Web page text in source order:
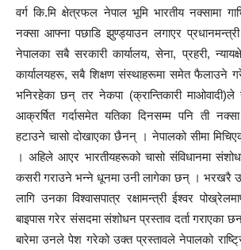
वर्ग कि.मि क्षेत्रफल नेपाल भूमि भारतीय नक्सामा
नक्सा आफ्ना पछाडि झुण्ड्याउन लगाएर प्रधानमन्त्री
नेपालका सबै सरकारी कार्यालय, सेना, प्रहरी,
कार्यालयहरू, सबै शिक्षण संस्थाहरूमा समेत फैलाउने
भनिरहेका छन् तर नेकपा (क्रान्तिकारी
आक्रर्षित गर्दासमेत यतिका दिनसम्म पनि ती नक्सा
हटाउने चासो दोखाएका छैनन् । नेपालको सीमा
। अहिले आएर भारतीयहरूको चासो संंविधानमा
कसरी गराउने भन्ने धूनमा उनी लागेका छन् । भरखरै
लागि उनका विश्वासपात्र रक्षामन्त्री ईश्वर
बाइपास गरेर संसदमा संशोधन प्रस्ताव दर्ता गराएका
बारेमा उनले पेश गरेको उक्त प्रस्तावले नेपालको